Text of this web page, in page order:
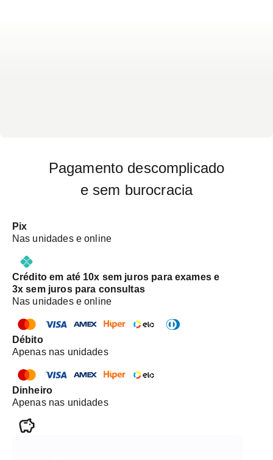
Pagamento descomplicado
e sem burocracia
Pix
Nas unidades e online
Crédito em até 10x sem juros para exames e
3x sem juros para consultas
Nas unidades e online
Débito
Apenas nas unidades
Dinheiro
Apenas nas unidades